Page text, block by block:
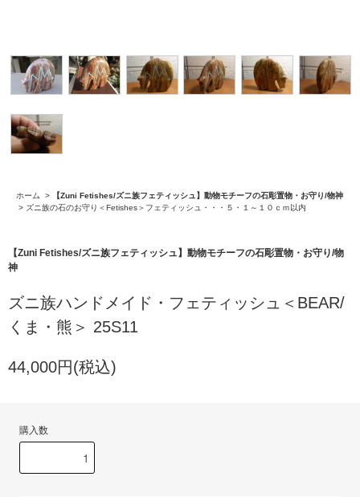
ホーム >
【Zuni Fetishes/ズニ族フェティッシュ】動物モチーフの石彫置物・お守り/物神
> ズニ族の石のお守り＜Fetishes＞フェティッシュ・・・５・１～１０ｃｍ以内
【Zuni Fetishes/ズニ族フェティッシュ】動物モチーフの石彫置物・お守り/物
神
ズニ族ハンドメイド・フェティッシュ＜BEAR/
くま・熊＞ 25S11
44,000円(税込)
購入数